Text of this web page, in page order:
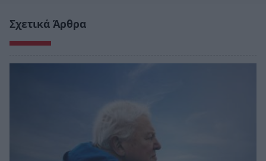
Σχετικά Άρθρα